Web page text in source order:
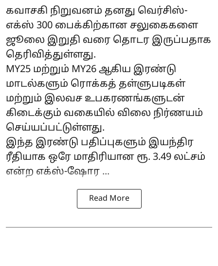
கவாசகி நிறுவனம் தனது வெர்சிஸ்-
எக்ஸ் 300 பைக்கிற்கான சலுகைகளை
ஜூலை இறுதி வரை தொடர இருப்பதாக
தெரிவித்துள்ளது.
MY25 மற்றும் MY26 ஆகிய இரண்டு
மாடல்களும் ரொக்கத் தள்ளுபடிகள்
மற்றும் இலவச உபகரணங்களுடன்
கிடைக்கும் வகையில் விலை நிர்ணயம்
செய்யப்பட்டுள்ளது.
இந்த இரண்டு பதிப்புகளும் இயந்திர
ரீதியாக ஒரே மாதிரியான ரூ. 3.49 லட்சம்
என்ற எக்ஸ்-ஷோர ...
Read More